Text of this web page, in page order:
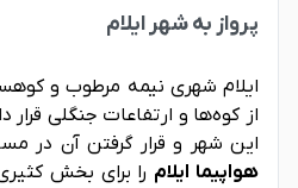
پرواز به شهر ایلام
ایلام شهری نیمه مرطوب و
از کوه‌ها و ارتفاعات جنگلی قرار
این شهر و قرار گرفتن آن در
هواپیما ایلام را برای بخش